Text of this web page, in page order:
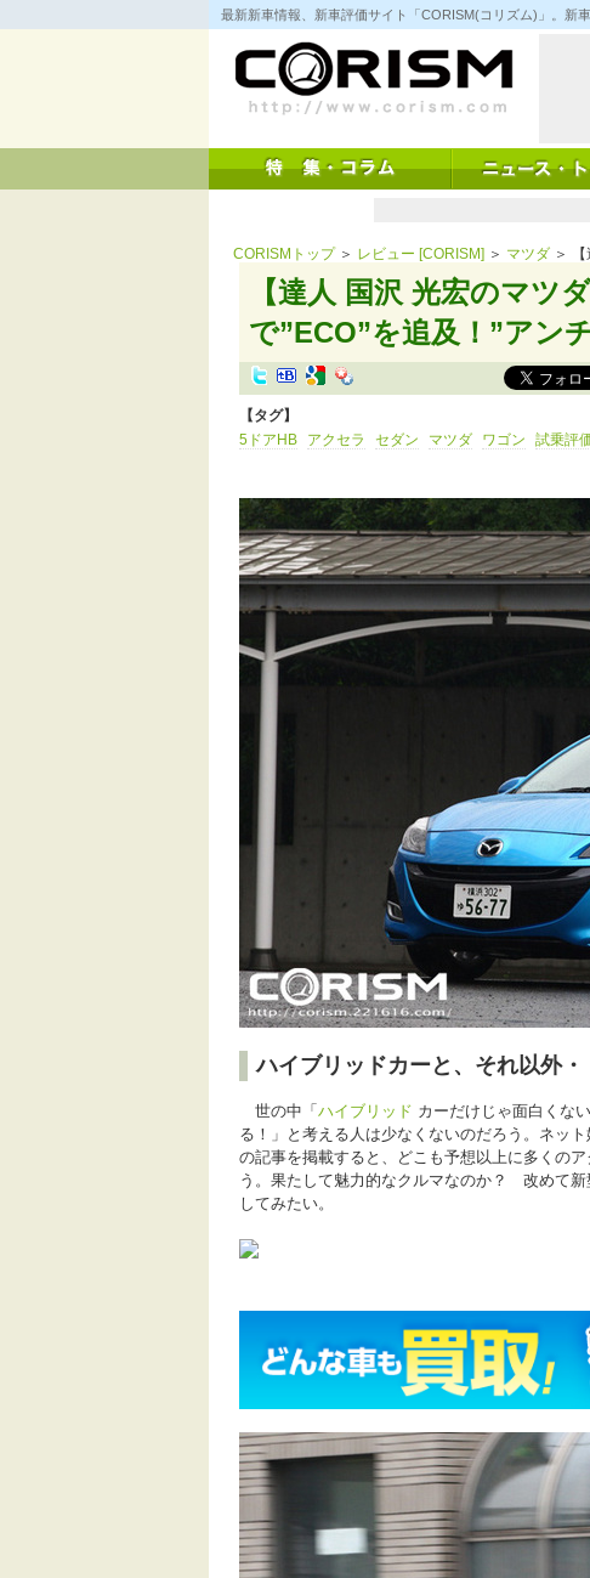
コ
ン
キ
ッ
最新新車情報、新車評価サイト「CORISM(コリズム)」。新
CORISMトップ＞ レビュー [CORISM] ＞ マツダ ＞
【達人 国沢 光宏のマツ
で”ECO”を追及！”アン
【タグ】
5ドアHB
アクセラ セダン マツダ ワゴン 試乗評
ハイブリッドカーと、それ以外・
世の中「 ハイブリッド カーだけじゃ面白くな
る！」と考える人は少なくないのだろう。ネット
の記事を掲載すると、どこも予想以上に多くの
う。果たして魅力的なクルマなのか？ 改めて新
してみたい。